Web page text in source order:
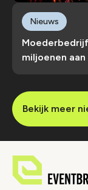
miljoenen
Nieuws
Bekijk meer